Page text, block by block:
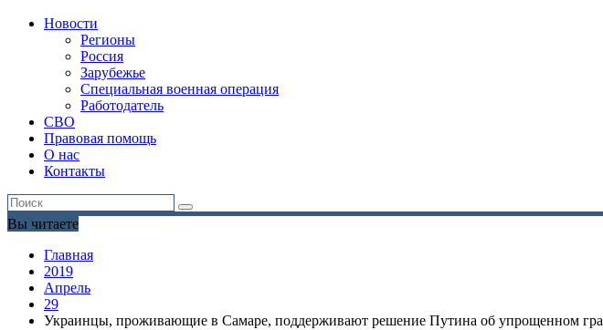
Новости
Регионы
Россия
Зарубежье
Специальная военная операция
Работодатель
СВО
Правовая помощь
О нас
Контакты
Вы читаете
Главная
2019
Апрель
29
Украинцы, проживающие в Самаре, поддерживают решение Путина об упрощенном